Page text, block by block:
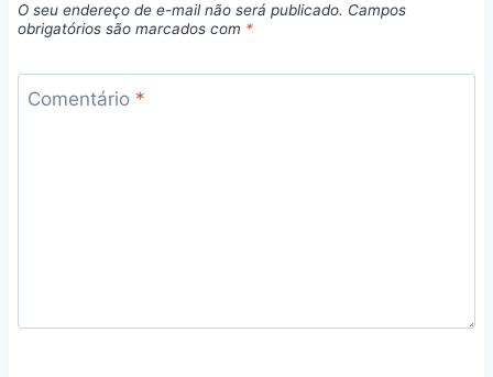
O seu endereço de e-mail não será publicado. Campos
obrigatórios são marcados com *
Comentário *